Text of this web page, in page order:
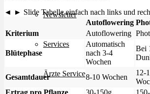
Newsletter
Services
Ärzte Service
◄ ► Slide Tabelle einfach nach links und
Autoflowering
Kriterium
Autoflowering
Blütephase
Automatisch
nach 3-4
Wochen
Bei
Gesamtdauer 8-10 Wochen
12-
Ertrag pro Pflanze 30-150g